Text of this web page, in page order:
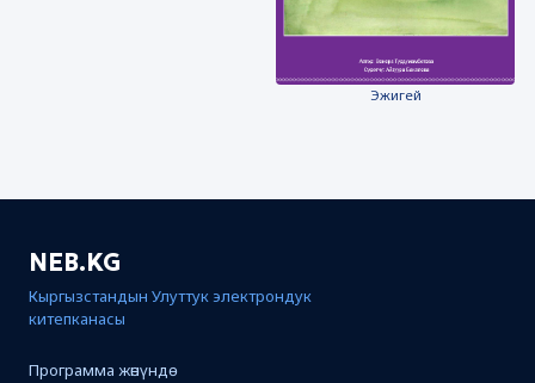
Эжигей
NEB.KG
Кыргызстандын Улуттук электрондук
китепканасы
Программа жөнүндө